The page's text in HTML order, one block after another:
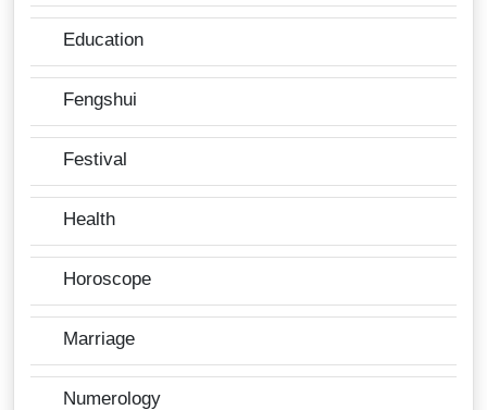
Education
Fengshui
Festival
Health
Horoscope
Marriage
Numerology